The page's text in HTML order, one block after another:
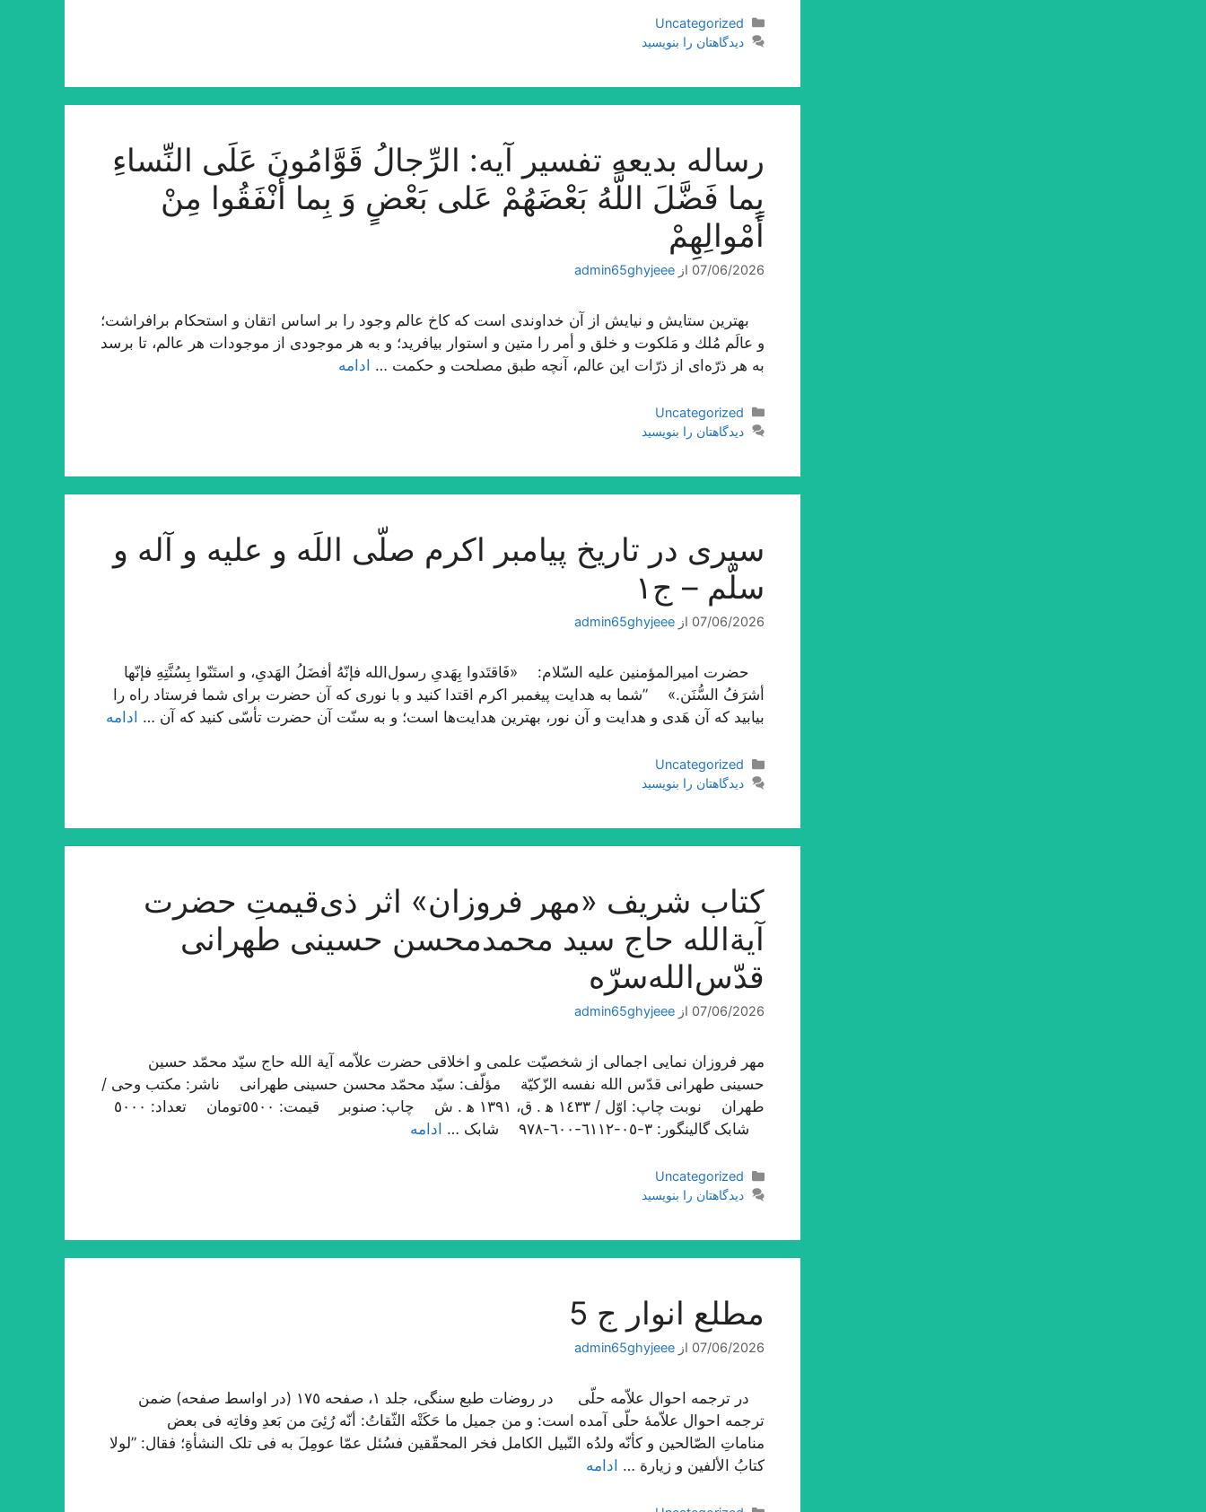
دسته‌ها
Uncategorized
دیدگاهتان را بنویسید
رساله بدیعه تفسیر آیه: الرِّجالُ قَوَّامُونَ عَلَى النِّساءِ
بِما فَضَّلَ اللَّهُ بَعْضَهُمْ عَلى‌ بَعْضٍ وَ بِما أَنْفَقُوا مِنْ
أَمْوالِهِمْ‌
07/06/2026 از admin65ghyjeee
بهترین ستایش و نیایش از آن خداوندى است كه كاخ عالم وجود را بر اساس اتقان و استحكام برافراشت؛
و عالَم مُلك و مَلكوت و خلق و أمر را متین و استوار بیافرید؛ و به هر موجودى از موجودات هر عالم، تا برسد
به هر ذرّه‌اى از ذرّات این عالم، آنچه طبق مصلحت و حكمت … ادامه
دسته‌ها
Uncategorized
دیدگاهتان را بنویسید
سیری در تاریخ پیامبر اکرم صلّی اللَه و علیه و آله و
سلّم – ج۱
07/06/2026 از admin65ghyjeee
حضرت امیرالمؤمنین علیه السّلام: «فَاقتَدوا بِهَدیِ رسول‌الله فإنّهُ أفضَلُ الهَدیِ، و استَنّوا بِسُنَّتِهِ فإنّها
أشرَفُ السُّنَن.» ”شما به هدایت پیغمبر اکرم اقتدا کنید و با نوری که آن حضرت برای شما فرستاد راه را
بیابید که آن هَدی و هدایت و آن نور، بهترین هدایت‌ها است؛ و به سنّت آن حضرت تأسّی کنید که آن … ادامه
دسته‌ها
Uncategorized
دیدگاهتان را بنویسید
کتاب شریف «مهر فروزان» اثر ذی‌قیمتِ حضرت
آیة‌الله حاج سید محمدمحسن حسینی طهرانی
قدّس‌الله‌سرّه
07/06/2026 از admin65ghyjeee
مهر فروزان نمایی اجمالی از شخصیّت علمی و اخلاقی حضرت علاّمه آیة الله حاج سیّد محمّد حسین
حسینی طهرانی قدّس الله نفسه الزّکیّة مؤلّف: سیّد محمّد محسن حسینی طهرانی ناشر: مکتب وحی /
طهران نوبت چاپ: اوّل / ١٤٣٣ ه‍ . ق، ١٣٩١ ه‍ . ش چاپ: صنوبر قیمت: ٥٥٠٠تومان تعداد: ٥٠٠٠
شابک گالینگور: ٣-٠٥-٦١١٢-٦٠٠-٩٧٨ شابک …
ادامه
دسته‌ها
Uncategorized
دیدگاهتان را بنویسید
مطلع انوار ج 5
07/06/2026 از admin65ghyjeee
در ترجمه احوال علاّمه حلّی در روضات طبع سنگی، جلد ١، صفحه ١٧٥ (در اواسط صفحه) ضمن
ترجمه احوال علاّمۀ حلّی آمده است: و من جمیل ما حَکَتْه الثّقاتُ: أنّه رُئِیَ من بَعدِ وفاتِه فی بعض
مناماتِ الصّالحین و کأنّه ولدُه النّبیل الکامل فخر المحقّقین فسُئل عمّا عومِلَ به فی تلک النشأةِ؛ فقال: ”لولا
کتابُ الألفین و زیارة … ادامه